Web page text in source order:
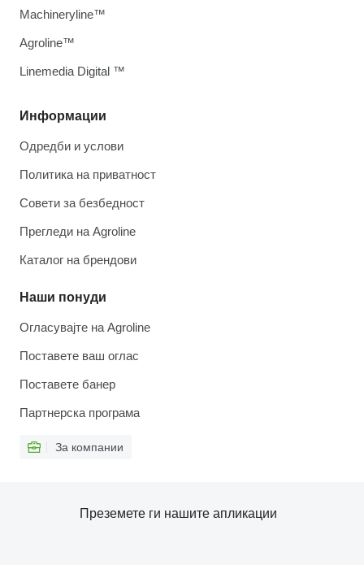
Информации
Одредби и услови
Политика на приватност
Совети за безбедност
Прегледи на Agroline
Каталог на брендови
Наши понуди
Огласувајте на Agroline
Поставете ваш оглас
Поставете банер
Партнерска програма
За компании
Machineryline™
Agroline™
Linemedia Digital ™
Преземете ги нашите апликации